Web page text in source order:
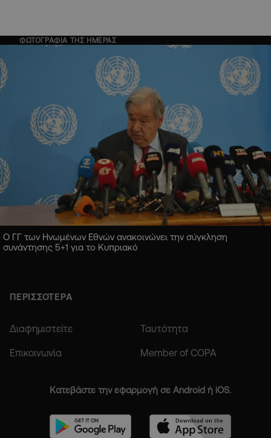
ΦΩΤΟΓΡΑΦΙΑ ΤΗΣ ΗΜΕΡΑΣ
Ο ΓΓ των Ηνωμένων Εθνών ανακοινώνει την σύγκληση
συνάντησης 5+1 για το Κυπριακό
ΠΕΡΙΣΣΟΤΕΡΑ
Διαφημιστείτε Ταυτότητα
Επικοινωνία Member of COPA
Κατεβάστε την εφαρμογή σε Android ή iOS.